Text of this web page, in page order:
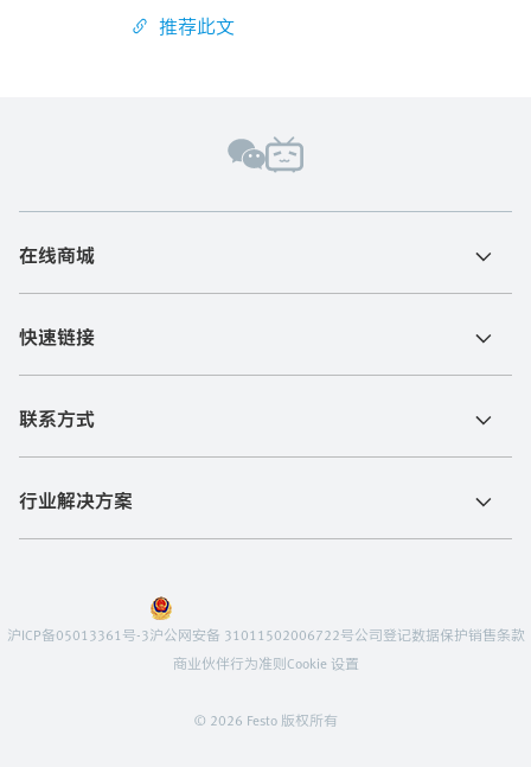
推荐此文
在线商城
快速链接
联系方式
行业解决方案
© 2026 Festo 版权所有
沪ICP备05013361号-3沪公网安备 31011502006722号公司登记数据保护销售条款
商业伙伴行为准则Cookie 设置